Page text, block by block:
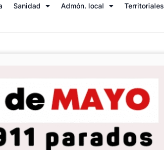
Sanidad Admón. local Territoriales